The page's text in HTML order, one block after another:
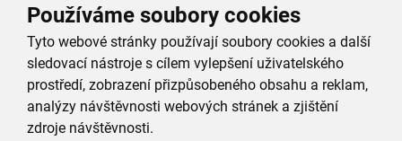
Používáme soubory cookies
Tyto webové stránky používají soubory cookies a další
sledovací nástroje s cílem vylepšení uživatelského
prostředí, zobrazení přizpůsobeného obsahu a reklam,
analýzy návštěvnosti webových stránek a zjištění
zdroje návštěvnosti.
Krájecí prkénko set 4 ks
449,00 Kč